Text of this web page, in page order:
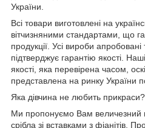
України.
Всі товари виготовлені на
вітчизняними стандартами, що
продукції. Усі вироби
підтверджує гарантію якості.
якості, яка перевірена часом,
представлена на ринку України
Яка дівчина не любить прикраси?
Ми пропонуємо Вам величезний
срібла зі вставками з фіанітів.